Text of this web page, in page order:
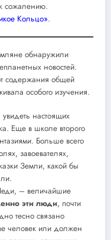
сожалению.
Кольцо».
обнаружили
новостей.
содержания общей
особого изучения.
настоящих
Еще в школе второго
Больше всего
завоевателях,
Земли, какой бы
– величайшие
эти люди, почти
тесно связано
человек или должен